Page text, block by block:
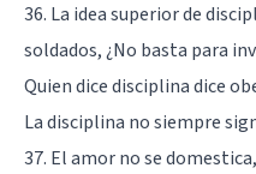
36. La idea superior de
soldados, ¿No basta para
Quien dice disciplina dice
La disciplina no siempre
37. El amor no se